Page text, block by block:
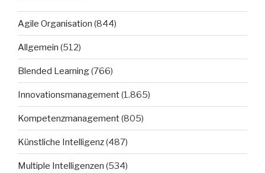
Agile Organisation (844)
Allgemein (512)
Blended Learning(766)
Innovationsmanagement(1.865)
Kompetenzmanagement(805)
Künstliche Intelligenz(487)
Multiple Intelligenzen (534)